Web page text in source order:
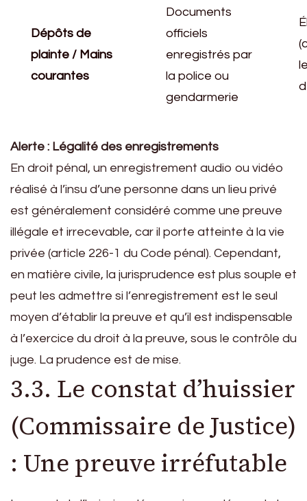
Dépôts de
plainte / Mains
courantes
Documents
officiels
enregistrés par
la police ou
gendarmerie
Alerte : Légalité des enregistrements
En droit pénal, un enregistrement audio ou vidéo
réalisé à l’insu d’une personne dans un lieu privé
est généralement considéré comme une preuve
illégale et irrecevable, car il porte atteinte à la vie
privée (article 226-1 du Code pénal). Cependant,
en matière civile, la jurisprudence est plus souple et
peut les admettre si l’enregistrement est le seul
moyen d’établir la preuve et qu’il est indispensable
à l’exercice du droit à la preuve, sous le contrôle du
juge. La prudence est de mise.
3.3. Le constat d’huissier
(Commissaire de Justice)
: Une preuve irréfutable